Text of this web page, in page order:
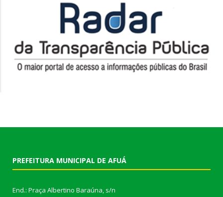
PREFEITURA MUNICIPAL DE AFUÁ
End.: Praça Albertino Baraúna, s/n